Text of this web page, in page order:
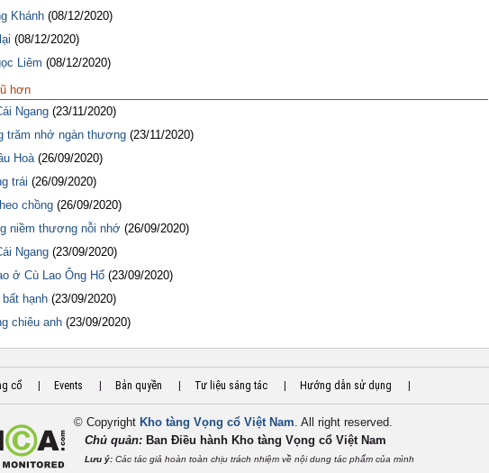
Khánh (08/12/2020)
(08/12/2020)
Liêm (08/12/2020)
hơn
Ngang (23/11/2020)
trăm nhớ ngàn thương (23/11/2020)
Hoà (26/09/2020)
trái (26/09/2020)
chồng (26/09/2020)
niềm thương nỗi nhớ (26/09/2020)
Ngang (23/09/2020)
ở Cù Lao Ông Hổ (23/09/2020)
hạnh (23/09/2020)
chiêu anh (23/09/2020)
cổ Events Bản quyền Tư liệu sáng tác Hướng dẫn sử dụng
© Copyright Kho tàng Vọng cổ Việt Nam. All right reserved.
Chủ quản: Ban Điều hành Kho tàng Vọng cổ Việt Nam
Lưu ý: Các tác giả hoàn toàn chịu trách nhiệm về nội dung tác phẩm của mình